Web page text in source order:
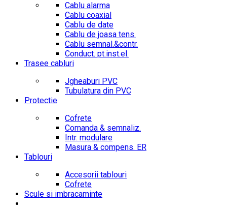
Cablu alarma
Cablu coaxial
Cablu de date
Cablu de joasa tens.
Cablu semnal.&contr.
Conduct. pt.inst.el.
Trasee cabluri
Jgheaburi PVC
Tubulatura din PVC
Protectie
Cofrete
Comanda & semnaliz.
Intr. modulare
Masura & compens. ER
Tablouri
Accesorii tablouri
Cofrete
Scule si imbracaminte